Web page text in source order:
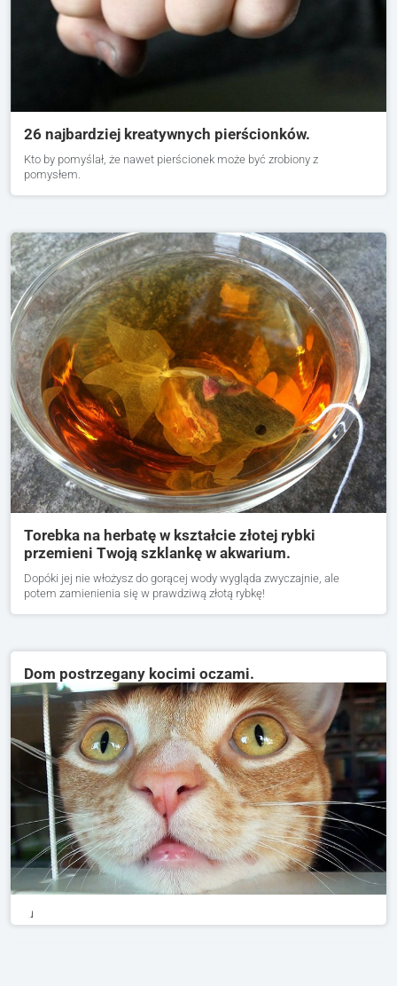
26 najbardziej kreatywnych pierścionków.
Kto by pomyślał, że nawet pierścionek może być zrobiony z
pomysłem.
Torebka na herbatę w kształcie złotej rybki
przemieni Twoją szklankę w akwarium.
Dopóki jej nie włożysz do gorącej wody wygląda zwyczajnie, ale
potem zamienienia się w prawdziwą złotą rybkę!
Dom postrzegany kocimi oczami.